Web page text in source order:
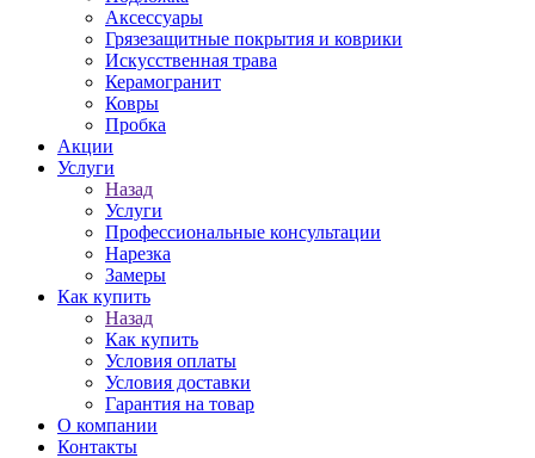
Аксессуары
Грязезащитные покрытия и коврики
Искусственная трава
Керамогранит
Ковры
Пробка
Акции
Услуги
Назад
Услуги
Профессиональные консультации
Нарезка
Замеры
Как купить
Назад
Как купить
Условия оплаты
Условия доставки
Гарантия на товар
О компании
Контакты